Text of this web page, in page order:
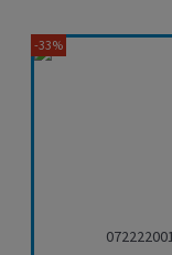
-33%